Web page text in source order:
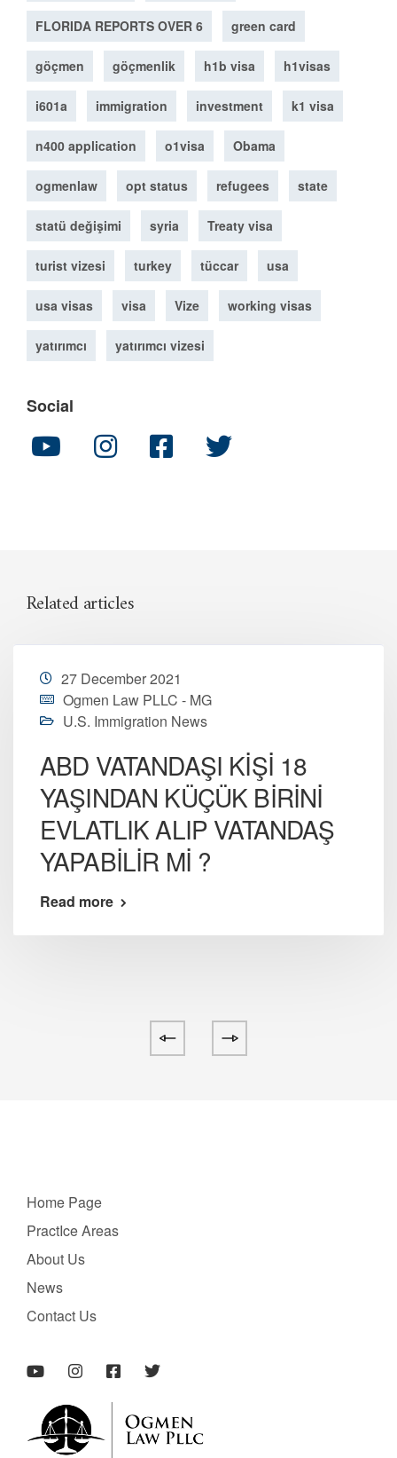
FLORIDA REPORTS OVER 6 green card
göçmen göçmenlik h1b visa h1visas
i601a immigration investment k1 visa
n400 application o1visa Obama
ogmenlaw opt status refugees state
statü değişimi syria Treaty visa
turist vizesi turkey tüccar usa
usa visas visa Vize working visas
yatırımcı yatırımcı vizesi
Social
Related articles
27 December 2021
Ogmen Law PLLC - MG
U.S. Immigration News
ABD VATANDAŞI KİŞİ 18
YAŞINDAN KÜÇÜK BİRİNİ
EVLATLIK ALIP VATANDAŞ
YAPABİLİR Mİ ?
Read more
Home Page
PractIce Areas
About Us
News
Contact Us